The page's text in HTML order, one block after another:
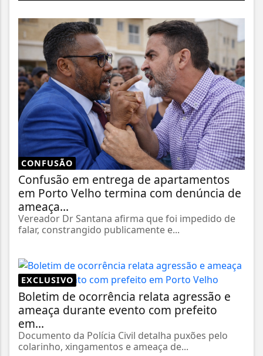
CONFUSÃO
Confusão em entrega de apartamentos
em Porto Velho termina com denúncia de
ameaça...
Vereador Dr Santana afirma que foi impedido de
falar, constrangido publicamente e...
EXCLUSIVO
Boletim de ocorrência relata agressão e
ameaça durante evento com prefeito
em...
Documento da Polícia Civil detalha puxões pelo
colarinho, xingamentos e ameaça de...